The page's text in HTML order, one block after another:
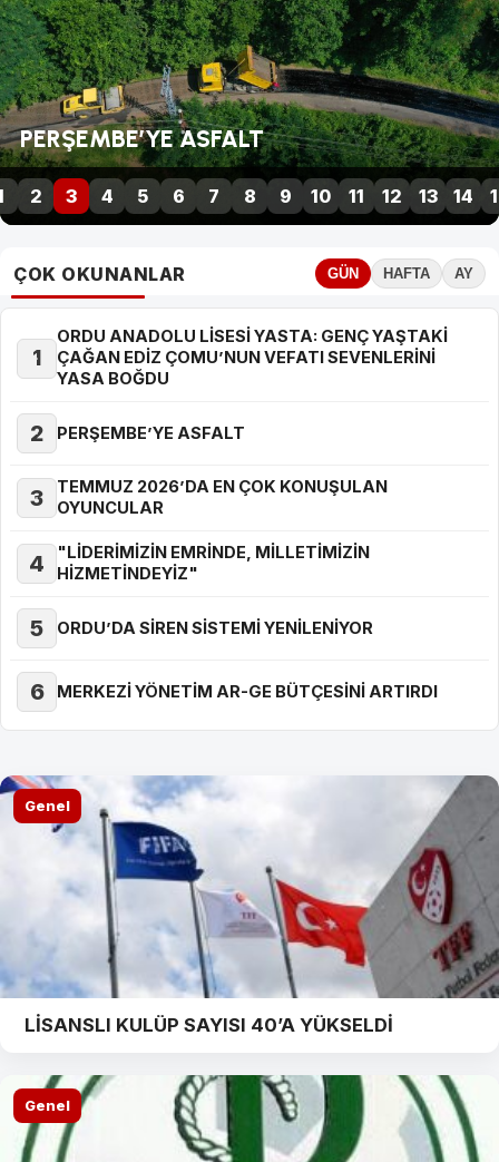
VALİ EROL: “HUZUR İÇİN
2 3 4 5 6 7 8 9 10 11 12 13 14
ÇOK OKUNANLAR GÜN HAFTA AY
1
ORDU ANADOLU LİSESİ YASTA: GENÇ YAŞTAKİ
ÇAĞAN EDİZ ÇOMU’NUN VEFATI SEVENLERİNİ
YASA BOĞDU
2 PERŞEMBE’YE ASFALT
3
TEMMUZ 2026’DA EN ÇOK KONUŞULAN
OYUNCULAR
4
"LİDERİMİZİN EMRİNDE, MİLLETİMİZİN
HİZMETİNDEYİZ"
5 ORDU’DA SİREN SİSTEMİ YENİLENİYOR
6 MERKEZİ YÖNETİM AR-GE BÜTÇESİNİ ARTIRDI
Genel
LİSANSLI KULÜP SAYISI 40’A YÜKSELDİ
Genel